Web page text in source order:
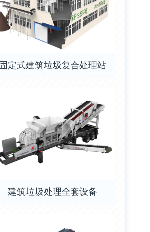
固定式建筑垃圾复合处理站
建筑垃圾处理全套设备